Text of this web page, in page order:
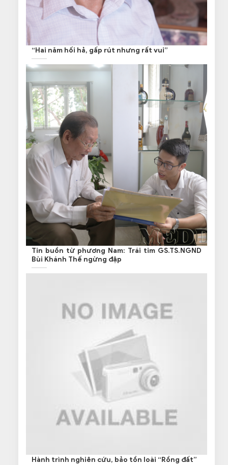
“Hai năm hối hả, gấp rút nhưng rất vui”
Tin buồn từ phương Nam: Trái tim GS.TS.NGND
Bùi Khánh Thế ngừng đập
Hành trình nghiên cứu, bảo tồn loài “Rồng đất”